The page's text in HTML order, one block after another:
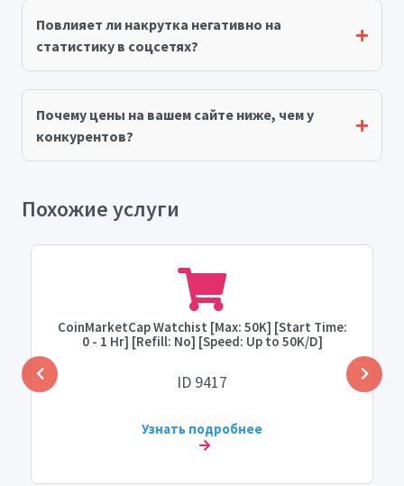
Повлияет ли накрутка негативно на
статистику в соцсетях?
Почему цены на вашем сайте ниже, чем у
конкурентов?
Похожие услуги
CoinMarketCap Watchist [Max: 50K] [Start Time:
0 - 1 Hr] [Refill: No] [Speed: Up to 50K/D]
ID 9417
Узнать подробнее